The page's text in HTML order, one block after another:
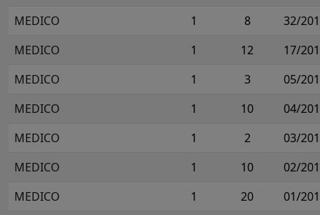
MEDICO
1 8
32/
MEDICO
1 12
17/
MEDICO
1 3
05/
MEDICO
1 10
04/
MEDICO
1 2
03/
MEDICO
1 10
02/
MEDICO
1 20
01/